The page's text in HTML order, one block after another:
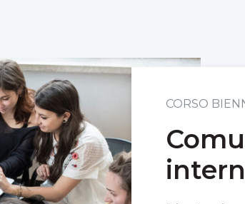
CORSO